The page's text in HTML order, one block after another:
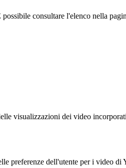
consultare l'elenco nella
visualizzazioni dei video
preferenze dell'utente per i video